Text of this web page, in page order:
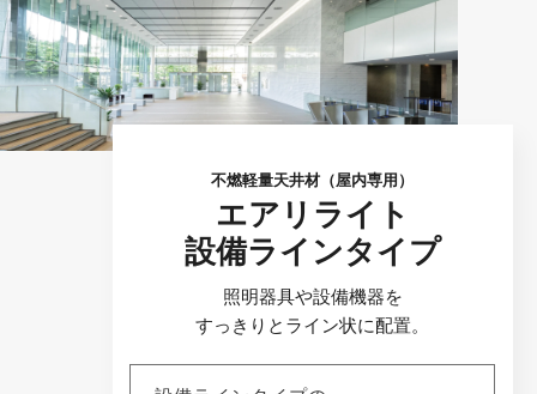
不燃軽量天井材（屋内専用）
エアリライト
設備ラインタイプ
照明器具や設備機器を
すっきりとライン状に配置。